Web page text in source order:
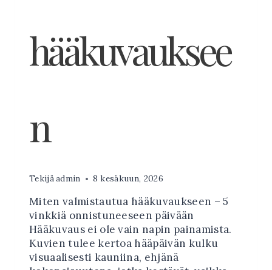
hääkuvauksee
n
Tekijäadmin 8 kesäkuun, 2026
Miten valmistautua hääkuvaukseen – 5
vinkkiä onnistuneeseen päivään
Hääkuvaus ei ole vain napin painamista.
Kuvien tulee kertoa hääpäivän kulku
visuaalisesti kauniina, ehjänä